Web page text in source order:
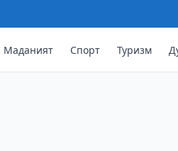
Маданият Спорт Туризм